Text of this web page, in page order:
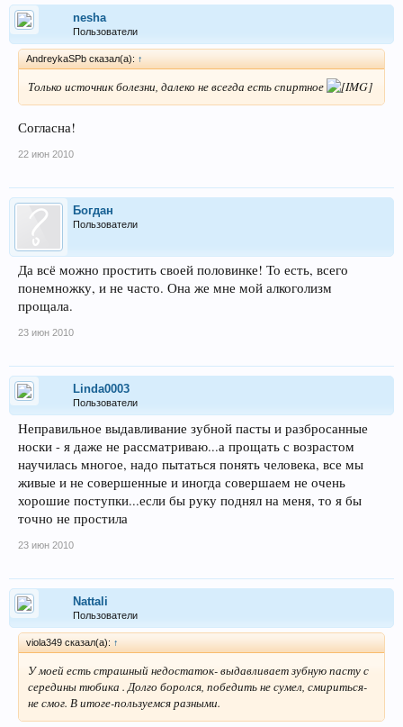
nesha
Пользователи
AndreykaSPb сказал(а): ↑
Только источник болезни, далеко не всегда есть спиртное
Согласна!
22 июн 2010
Богдан
Пользователи
Да всё можно простить своей половинке! То есть, всего
понемножку, и не часто. Она же мне мой алкоголизм
прощала.
23 июн 2010
Linda0003
Пользователи
Неправильное выдавливание зубной пасты и разбросанные
носки - я даже не рассматриваю...а прощать с возрастом
научилась многое, надо пытаться понять человека, все мы
живые и не совершенные и иногда совершаем не очень
хорошие поступки...если бы руку поднял на меня, то я бы
точно не простила
23 июн 2010
Nattali
Пользователи
viola349 сказал(а): ↑
У моей есть страшный недостаток- выдавливает зубную пасту с
середины тюбика . Долго боролся, победить не сумел, смириться-
не смог. В итоге-пользуемся разными.